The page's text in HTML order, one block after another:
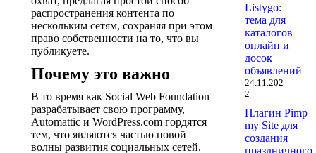
распространения контента по
нескольким сетям, сохраняя при этом
право собственности на то, что вы
публикуете.
Почему это важно
В то время как Social Web Foundation
разрабатывает свою программу,
Automattic и WordPress.com гордятся
тем, что являются частью новой
волны развития социальных сетей.
Listygo:
тема для
каталогов
онлайн и
досок
объявлений
24.11.202
2
Плагин Pimp
my Site для
создания
праздничного